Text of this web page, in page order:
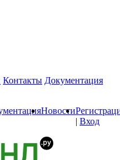
Контакты Документация
Новости
| Вход